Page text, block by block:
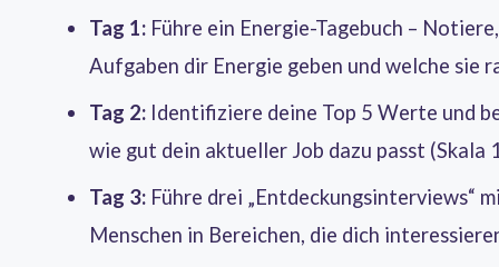
Tag 1: Führe ein Energie-Tagebuch –
Aufgaben dir Energie geben und welche sie
Tag 2: Identifiziere deine Top 5 Werte und
wie gut dein aktueller Job dazu passt (Skala
Tag 3: Führe drei „Entdeckungsinterviews“
Menschen in Bereichen, die dich